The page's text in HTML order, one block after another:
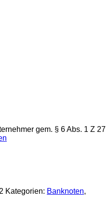
gem. § 6 Abs. 1 Z 27
Kategorien: Banknoten,